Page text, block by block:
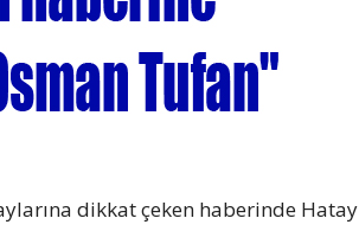
dikkat çeken haberinde Hatay